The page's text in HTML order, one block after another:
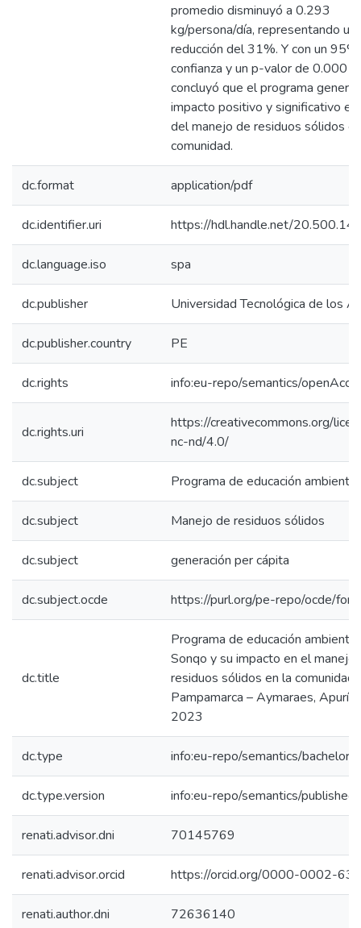
promedio disminuyó a 0.293
kg/persona/día, representando
reducción del 31%. Y con un
confianza y un p-valor de 0.000
concluyó que el programa generó
impacto positivo y significativo
del manejo de residuos sólidos
comunidad.
dc.format application/pdf
dc.identifier.uri https://hdl.handle.net/
dc.language.iso spa
dc.publisher Universidad Tecnológica de los
dc.publisher.country PE
dc.rights info:eu-repo/semantics/
dc.rights.uri
https://creativecommons.org/
nc-nd/4.0/
dc.subject Programa de educación ambiental
dc.subject Manejo de residuos sólidos
dc.subject generación per cápita
dc.subject.ocde https://purl.org/pe-repo/ocde/
dc.title
Programa de educación ambiental
Sonqo y su impacto en el manejo
residuos sólidos en la comunidad
Pampamarca – Aymaraes,
2023
dc.type info:eu-repo/semantics/
dc.type.version info:eu-repo/semantics/
renati.advisor.dni 70145769
renati.advisor.orcid https://orcid.org/0000-0002-
renati.author.dni 72636140